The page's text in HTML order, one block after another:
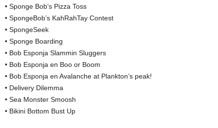
• Sponge Bob’s Pizza Toss
• SpongeBob’s KahRahTay Contest
• SpongeSeek
• Sponge Boarding
• Bob Esponja Slammin Sluggers
• Bob Esponja en Boo or Boom
• Bob Esponja en Avalanche at Plankton’s peak!
• Delivery Dilemma
• Sea Monster Smoosh
• Bikini Bottom Bust Up